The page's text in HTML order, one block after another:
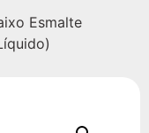
Esmalte